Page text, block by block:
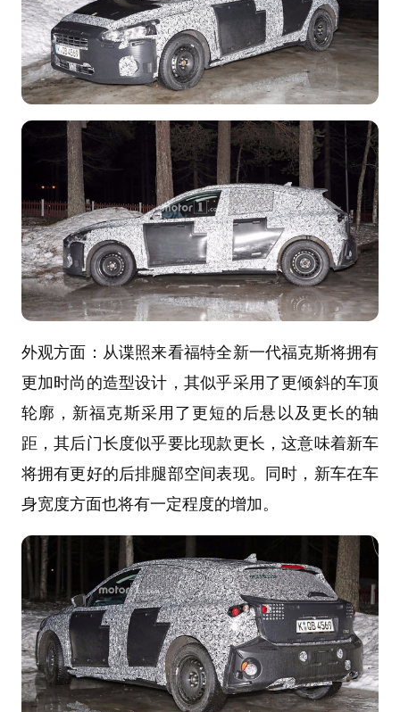
外观方面：从谍照来看福特全新一代福克斯将拥有
更加时尚的造型设计，其似乎采用了更倾斜的车顶
轮廓，新福克斯采用了更短的后悬以及更长的轴
距，其后门长度似乎要比现款更长，这意味着新车
将拥有更好的后排腿部空间表现。同时，新车在车
身宽度方面也将有一定程度的增加。